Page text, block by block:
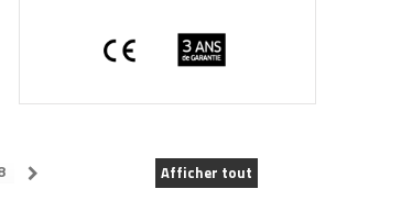
Afficher tout